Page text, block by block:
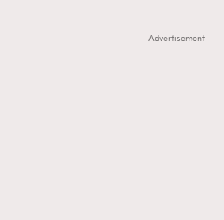
Advertisement